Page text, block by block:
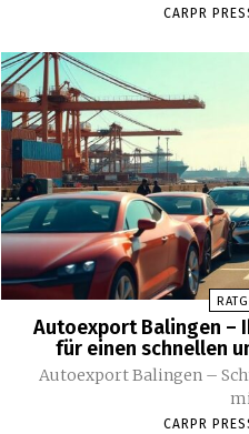
CARPR
Autoexport Balingen –
für einen schnellen
Autoexport Balingen –
CARPR